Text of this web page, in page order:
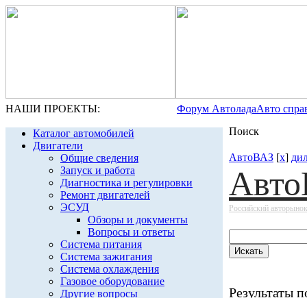
НАШИ ПРОЕКТЫ: Форум АвтоладаАвто
Каталог автомобилей
Двигатели
Общие сведения
Запуск и работа
Диагностика и регулировки
Ремонт двигателей
ЭСУД
Обзоры и документы
Вопросы и ответы
Система питания
Система зажигания
Система охлаждения
Газовое оборудование
Другие вопросы
Поиск
АвтоВАЗ [x]
Российский авторынок
Результаты